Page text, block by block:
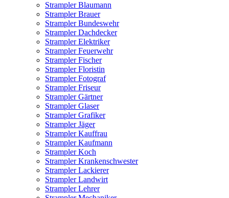
Strampler Blaumann
Strampler Brauer
Strampler Bundeswehr
Strampler Dachdecker
Strampler Elektriker
Strampler Feuerwehr
Strampler Fischer
Strampler Floristin
Strampler Fotograf
Strampler Friseur
Strampler Gärtner
Strampler Glaser
Strampler Grafiker
Strampler Jäger
Strampler Kauffrau
Strampler Kaufmann
Strampler Koch
Strampler Krankenschwester
Strampler Lackierer
Strampler Landwirt
Strampler Lehrer